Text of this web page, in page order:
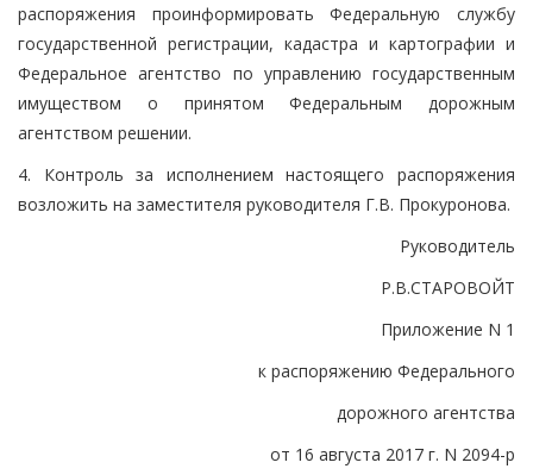
распоряжения проинформировать Федеральную службу
государственной регистрации, кадастра и картографии и
Федеральное агентство по управлению государственным
имуществом о принятом Федеральным дорожным
агентством решении.
4. Контроль за исполнением настоящего распоряжения
возложить на заместителя руководителя Г.В. Прокуронова.
Руководитель
Р.В.СТАРОВОЙТ
Приложение N 1
к распоряжению Федерального
дорожного агентства
от 16 августа 2017 г. N 2094-р